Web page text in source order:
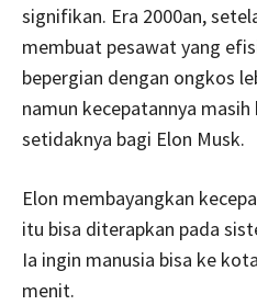
signifikan. Era 2000an,
membuat pesawat yang
bepergian dengan ongkos
namun kecepatannya
setidaknya bagi Elon Musk.
Elon membayangkan
itu bisa diterapkan pada
Ia ingin manusia bisa ke
menit.